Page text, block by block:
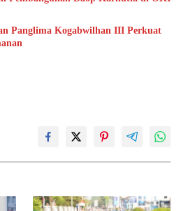
Panglima Kogabwilhan III Perkuat